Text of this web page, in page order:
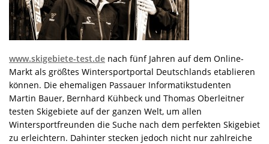
www.skigebiete-test.de nach fünf Jahren auf dem Online-
Markt als größtes Wintersportportal Deutschlands etablieren
können. Die ehemaligen Passauer Informatikstudenten
Martin Bauer, Bernhard Kühbeck und Thomas Oberleitner
testen Skigebiete auf der ganzen Welt, um allen
Wintersportfreunden die Suche nach dem perfekten Skigebiet
zu erleichtern. Dahinter stecken jedoch nicht nur zahlreiche